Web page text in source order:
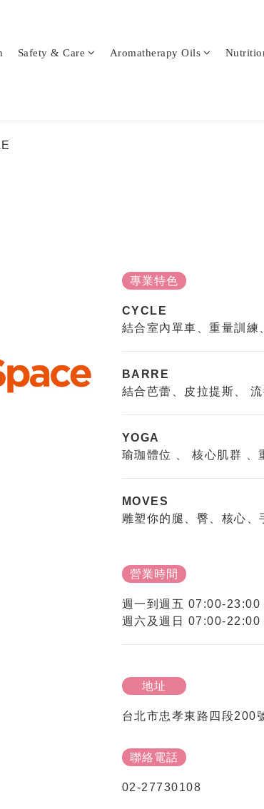
Safety & Care Aromatherapy Oils
專業特色
CYCLE
結合室內單車、重量訓練
BARRE
結合芭蕾、皮拉提斯、
YOGA
瑜珈體位 、 核心肌群 、
MOVES
雕塑你的腿、臀、核心、
營業時間
週一到週五 07:00-23:00
週六及週日 07:00-22:00
地址
台北市忠孝東路四段200
聯絡電話
02-27730108